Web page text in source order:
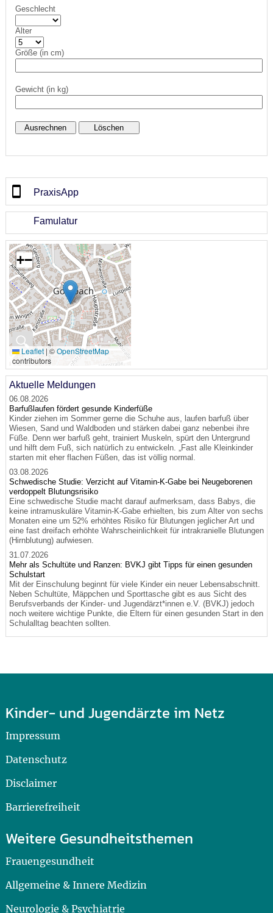
Geschlecht
Alter
Größe (in cm)
Gewicht (in kg)
PraxisApp
Famulatur
🔍
+−
Leaflet |©OpenStreetMap
contributors
Aktuelle Meldungen
06.08.2026
Barfußlaufen fördert gesunde Kinderfüße
Kinder ziehen im Sommer gerne die Schuhe aus, laufen barfuß über
Wiesen, Sand und Waldboden und stärken dabei ganz nebenbei ihre
Füße. Denn wer barfuß geht, trainiert Muskeln, spürt den Untergrund
und hilft dem Fuß, sich natürlich zu entwickeln. „Fast alle Kleinkinder
starten mit eher flachen Füßen, das ist völlig normal.
03.08.2026
Schwedische Studie: Verzicht auf Vitamin-K-Gabe bei Neugeborenen
verdoppelt Blutungsrisiko
Eine schwedische Studie macht darauf aufmerksam, dass Babys, die
keine intramuskuläre Vitamin-K-Gabe erhielten, bis zum Alter von sechs
Monaten eine um 52% erhöhtes Risiko für Blutungen jeglicher Art und
eine fast dreifach erhöhte Wahrscheinlichkeit für intrakranielle Blutungen
(Hirnblutung) aufwiesen.
31.07.2026
Mehr als Schultüte und Ranzen: BVKJ gibt Tipps für einen gesunden
Schulstart
Mit der Einschulung beginnt für viele Kinder ein neuer Lebensabschnitt.
Neben Schultüte, Mäppchen und Sporttasche gibt es aus Sicht des
Berufsverbands der Kinder- und Jugendärzt*innen e.V. (BVKJ) jedoch
noch weitere wichtige Punkte, die Eltern für einen gesunden Start in den
Schulalltag beachten sollten.
Kinder- und Jugendärzte im Netz
Impressum
Datenschutz
Disclaimer
Barrierefreiheit
Weitere Gesundheitsthemen
Frauengesundheit
Allgemeine & Innere Medizin
Neurologie & Psychiatrie